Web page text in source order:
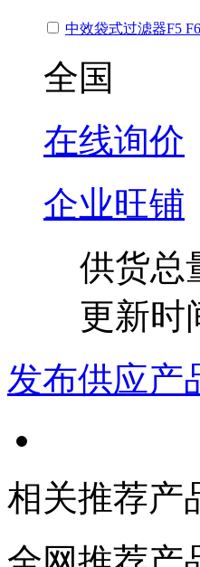
中效袋式过滤器F5
全国
在线询价
企业旺铺
供货总
更新时
发布供应产
相关推荐产